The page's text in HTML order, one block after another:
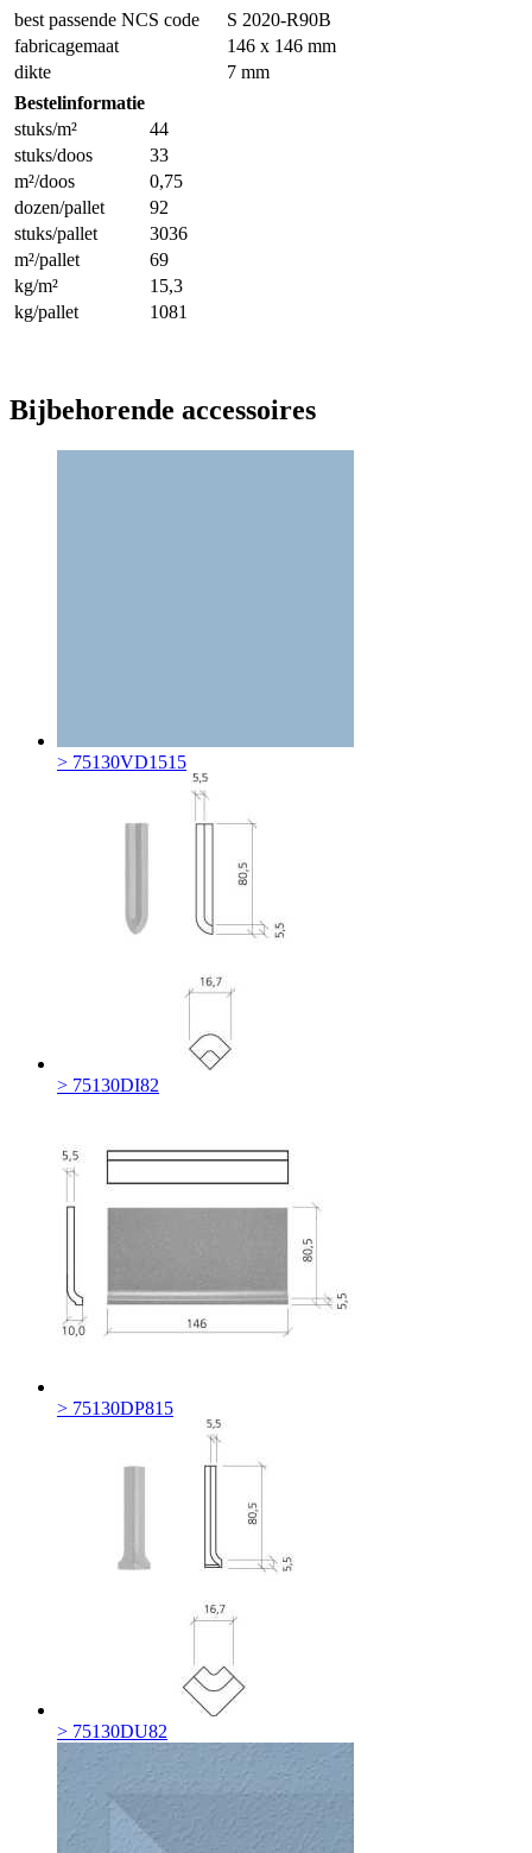
best passende NCS code
S 2020-R90B
fabricagemaat
146 x 146 mm
dikte
7 mm
Bestelinformatie
stuks/m²
44
stuks/doos
33
m²/doos
0,75
dozen/pallet
92
stuks/pallet
3036
m²/pallet
69
kg/m²
15,3
kg/pallet
1081
Bijbehorende accessoires
> 75130VD1515
> 75130DI82
> 75130DP815
> 75130DU82